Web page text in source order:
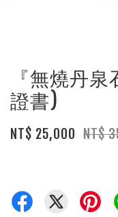
『無燒丹
證書)
NT$ 25,000 NT$